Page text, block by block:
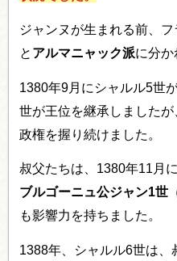
ジャンヌが生まれる前、フ
と アルマニャック派に分か
1380年9月にシャルル5世
世が王位を継承しました
政権を握り続けました。
叔父たちは、1380年11月
ブルゴーニュ公ジャン1世
も影響力を持ちました。
1388年、シャルル6世は、